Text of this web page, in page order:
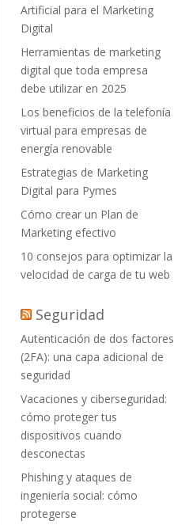
Artificial para el Marketing
Digital
Herramientas de marketing
digital que toda empresa
debe utilizar en 2025
Los beneficios de la telefonía
virtual para empresas de
energía renovable
Estrategias de Marketing
Digital para Pymes
Cómo crear un Plan de
Marketing efectivo
10 consejos para optimizar la
velocidad de carga de tu web
Seguridad
Autenticación de dos factores
(2FA): una capa adicional de
seguridad
Vacaciones y ciberseguridad:
cómo proteger tus
dispositivos cuando
desconectas
Phishing y ataques de
ingeniería social: cómo
protegerse